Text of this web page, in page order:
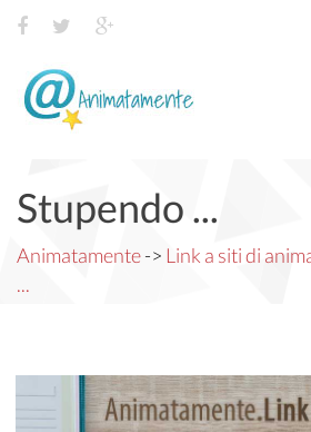
Stupendo ...
Animatamente-> Link a siti di
...